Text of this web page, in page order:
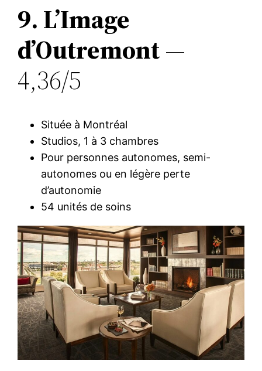
9. L’Image
d’Outremont—
4,36/5
Située à Montréal
Studios, 1 à 3 chambres
Pour personnes autonomes, semi-
autonomes ou en légère perte
d’autonomie
54 unités de soins